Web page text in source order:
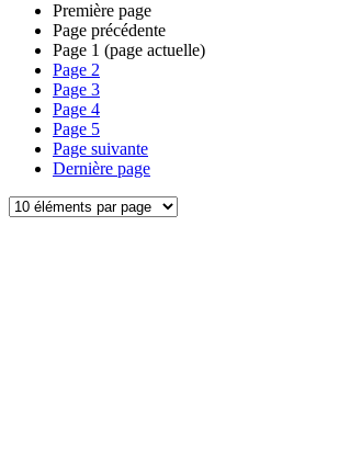
Première page
Page précédente
Page 1 (page actuelle)
Page 2
Page 3
Page 4
Page 5
Page suivante
Dernière page